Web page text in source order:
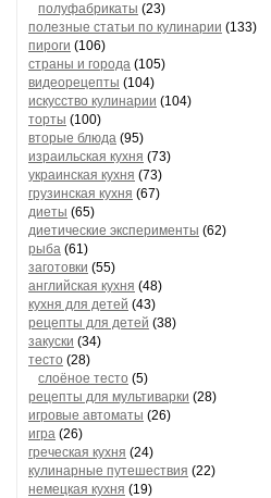
полуфабрикаты (23)
полезные статьи по кулинарии (133)
пироги (106)
страны и города (105)
видеорецепты (104)
искусство кулинарии (104)
торты (100)
вторые блюда (95)
израильская кухня (73)
украинская кухня (73)
грузинская кухня (67)
диеты (65)
диетические эксперименты (62)
рыба (61)
заготовки (55)
английская кухня (48)
кухня для детей (43)
рецепты для детей (38)
закуски (34)
тесто (28)
слоёное тесто (5)
рецепты для мультиварки (28)
игровые автоматы (26)
игра (26)
греческая кухня (24)
кулинарные путешествия (22)
немецкая кухня (19)